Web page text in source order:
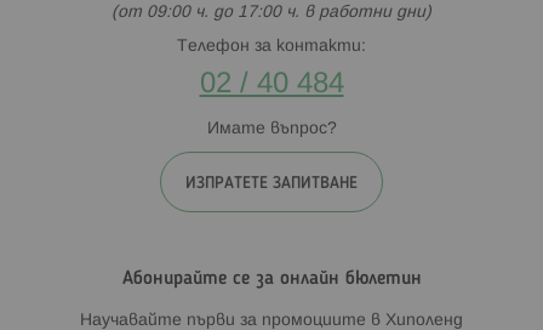
(от 09:00 ч. до 17:00 ч. в работни дни)
Телефон за контакти:
02 / 40 484
Имате въпрос?
ИЗПРАТЕТЕ ЗАПИТВАНЕ
Абонирайте се за онлайн бюлетин
Научавайте първи за промоциите в Хиполенд